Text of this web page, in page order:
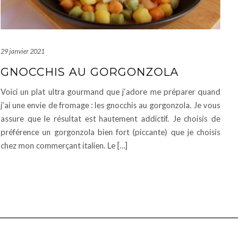
29 janvier 2021
GNOCCHIS AU GORGONZOLA
Voici un plat ultra gourmand que j’adore me préparer quand
j’ai une envie de fromage : les gnocchis au gorgonzola. Je vous
assure que le résultat est hautement addictif. Je choisis de
préférence un gorgonzola bien fort (piccante) que je choisis
chez mon commerçant italien. Le […]